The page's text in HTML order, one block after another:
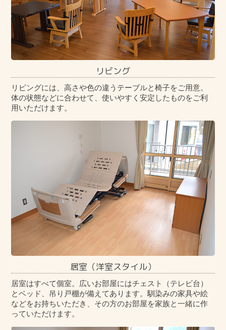
リビング
リビングには、高さや色の違うテーブルと椅子をご用意。
体の状態などに合わせて、使いやすく安定したものをご利
用いただけます。
居室（洋室スタイル）
居室はすべて個室。広いお部屋にはチェスト（テレビ台）
とベッド、吊り戸棚が備えてあります。馴染みの家具や絵
などをお持ちいただき、その方のお部屋を家族と一緒に作
っていただけます。